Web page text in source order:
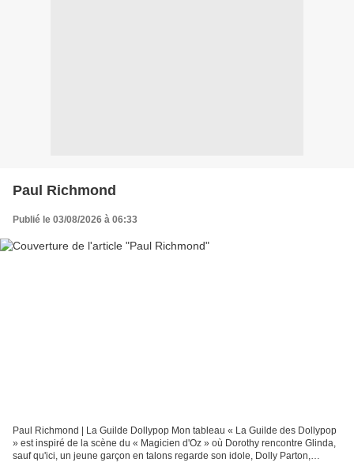
Paul Richmond
Publié le 03/08/2026 à 06:33
Paul Richmond | La Guilde Dollypop Mon tableau « La Guilde des Dollypop
» est inspiré de la scène du « Magicien d'Oz » où Dorothy rencontre Glinda,
sauf qu'ici, un jeune garçon en talons regarde son idole, Dolly Parton,